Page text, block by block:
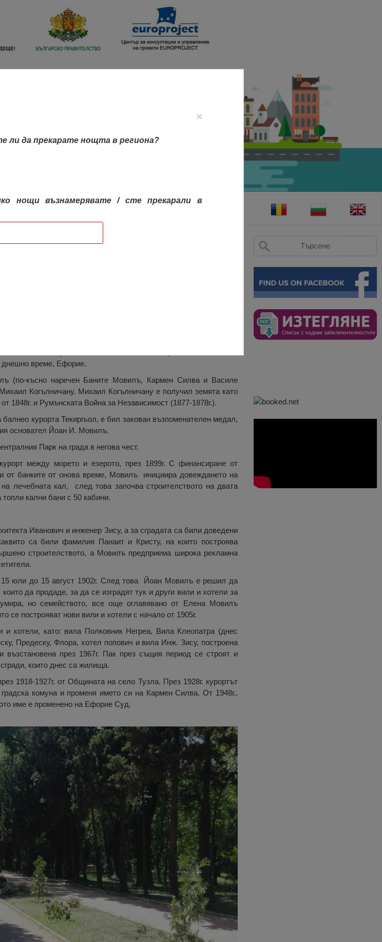
Ефорие, Йоан Мовилъ, бивш болярин, наследник на великите
е живял в края на XIX век. На 20 септември 1899г. е положил
днешно време, Ефорие.
(по-късно наречен Баните Мовилъ, Кармен Силва и Василе
Когълничану. Михаил Когълничану е получил земята като
1848г. и Румънската Война за Независимост (1877-1878г.).
курорта Текиргьол, е бил закован възпоменателен медал,
основател Йоан И. Мовилъ.
Парк на града в негова чест.
между морето и езерото, през 1899г. С финансиране от
от банките от онова време, Мовилъ инициира довеждането на
лечебната кал, след това започва строителството на двата
кални бани с 50 кабини.
Иванович и инженер Зису, а за сградата са били доведени
са били фамилия Панаит и Кристу, на които построява
строителството, а Мовилъ предприема широка рекламна
юли до 15 август 1902г. След това Йоан Мовилъ е решил да
да продаде, за да се изградят тук и други вили и хотели за
но семейството, все още оглавявано от Елена Мовилъ
се построяват нови вили и хотели с начало от 1905г.
и хотели, като: вила Полковник Негреа, Вила Клеопатра (днес
Предеску, Флора, хотел попович и вила Инж. Зису, построена
през 1967г. Пак през същия период се строят и
които днес са жилища.
1918-1927г. от Общината на село Тузла. През 1928г. курортът
комуна и променя името си на Кармен Силва. От 1948г.,
име е променено на Ефорие Суд.
×
ли да прекарате нощта в региона?
нощи възнамерявате / сте прекарали в